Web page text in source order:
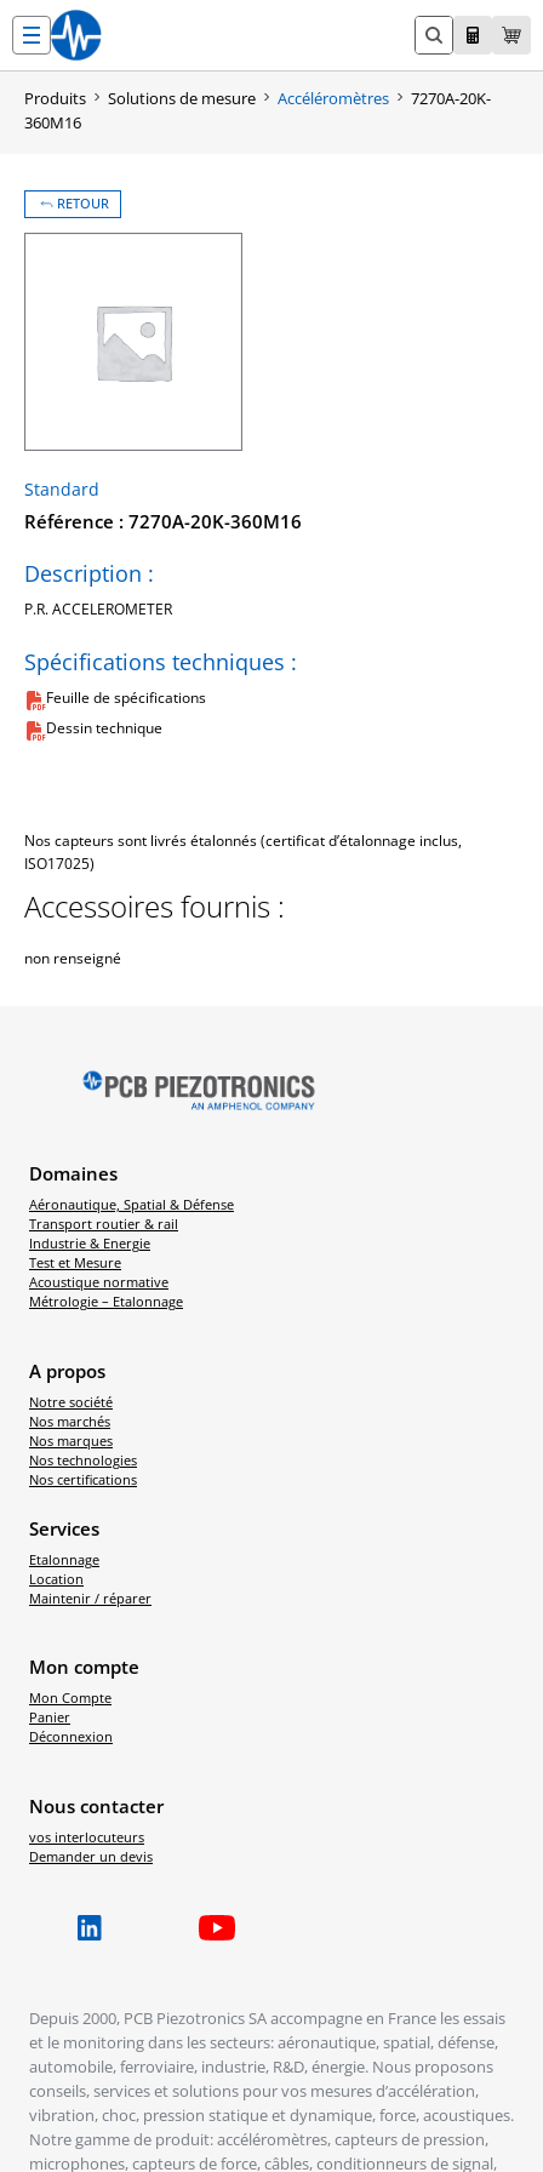
contenu
Produits Solutions de mesure Accéléromètres
7270A-20K-
360M16
RETOUR
Standard
Référence : 7270A-20K-360M16
Spécifications techniques :
Feuille de spécifications
Dessin technique
Description :
P.R. ACCELEROMETER
Nos capteurs sont livrés étalonnés (certificat d’étalonnage inclus,
ISO17025)
Accessoires fournis :
non renseigné
Domaines
Aéronautique, Spatial & Défense
Transport routier & rail
Industrie & Energie
Test et Mesure
Acoustique normative
Métrologie – Etalonnage
A propos
Notre société
Nos marchés
Nos marques
Nos technologies
Nos certifications
Services
Etalonnage
Location
Maintenir / réparer
Mon compte
Mon Compte
Panier
Déconnexion
Nous contacter
vos interlocuteurs
Demander un devis
Depuis 2000, PCB Piezotronics SA accompagne en France les essais
et le monitoring dans les secteurs: aéronautique, spatial, défense,
automobile, ferroviaire, industrie, R&D, énergie. Nous proposons
conseils, services et solutions pour vos mesures d’accélération,
vibration, choc, pression statique et dynamique, force, acoustiques.
Notre gamme de produit: accéléromètres, capteurs de pression,
microphones, capteurs de force, câbles, conditionneurs de signal,